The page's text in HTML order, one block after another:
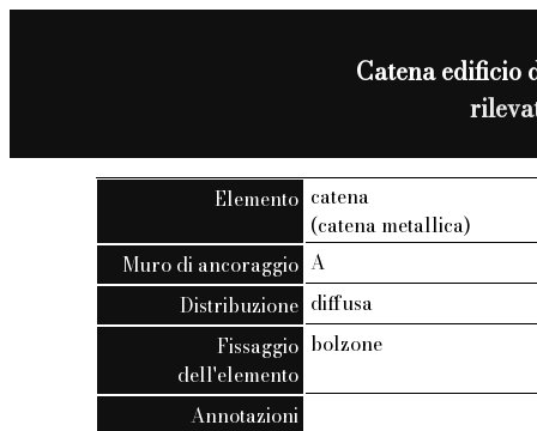
Catena edificio
Elemento catena
(catena metallica)
Muro di ancoraggio A
Distribuzione diffusa
Fissaggio
dell'elemento
bolzone
Annotazioni